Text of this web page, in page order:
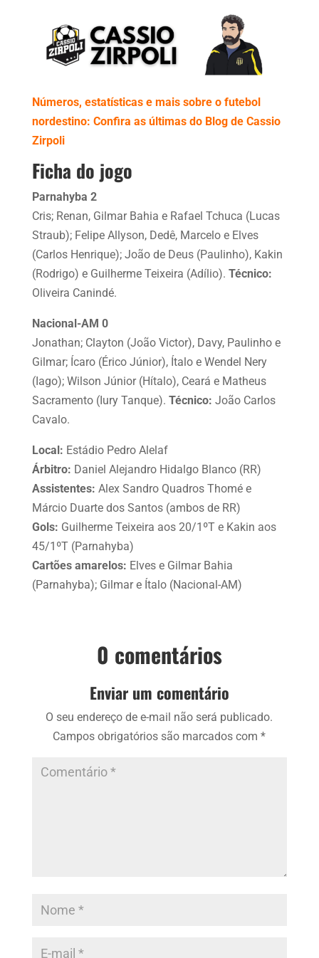
Números, estatísticas e mais sobre o futebol
nordestino: Confira as últimas do Blog de Cassio
Zirpoli
Ficha do jogo
Parnahyba 2
Cris; Renan, Gilmar Bahia e Rafael Tchuca (Lucas
Straub); Felipe Allyson, Dedê, Marcelo e Elves
(Carlos Henrique); João de Deus (Paulinho), Kakin
(Rodrigo) e Guilherme Teixeira (Adílio). Técnico:
Oliveira Canindé.
Nacional-AM 0
Jonathan; Clayton (João Victor), Davy, Paulinho e
Gilmar; Ícaro (Érico Júnior), Ítalo e Wendel Nery
(Iago); Wilson Júnior (Hítalo), Ceará e Matheus
Sacramento (Iury Tanque). Técnico: João Carlos
Cavalo.
Local: Estádio Pedro Alelaf
Árbitro: Daniel Alejandro Hidalgo Blanco (RR)
Assistentes: Alex Sandro Quadros Thomé e
Márcio Duarte dos Santos (ambos de RR)
Gols: Guilherme Teixeira aos 20/1ºT e Kakin aos
45/1ºT (Parnahyba)
Cartões amarelos: Elves e Gilmar Bahia
(Parnahyba); Gilmar e Ítalo (Nacional-AM)
0 comentários
Enviar um comentário
O seu endereço de e-mail não será publicado.
Campos obrigatórios são marcados com*